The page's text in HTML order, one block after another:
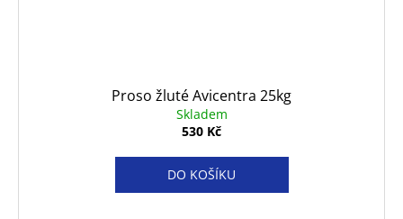
Proso žluté Avicentra 25kg
Skladem
530 Kč
DO KOŠÍKU